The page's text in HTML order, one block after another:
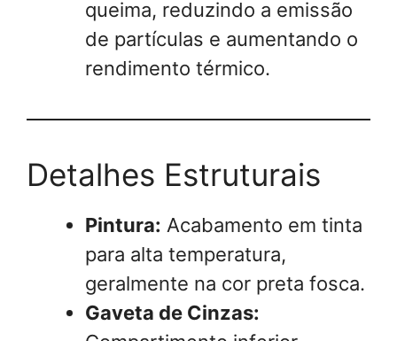
queima, reduzindo a emissão
de partículas e aumentando o
rendimento térmico.
Detalhes Estruturais
Pintura: Acabamento em tinta
para alta temperatura,
geralmente na cor preta fosca.
Gaveta de Cinzas: